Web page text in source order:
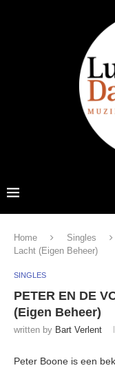
Home Singles
Lacht (Eigen Beheer)
SINGLES
PETER EN DE
(Eigen Beheer)
written by Bart Verlent
Peter Boone is een